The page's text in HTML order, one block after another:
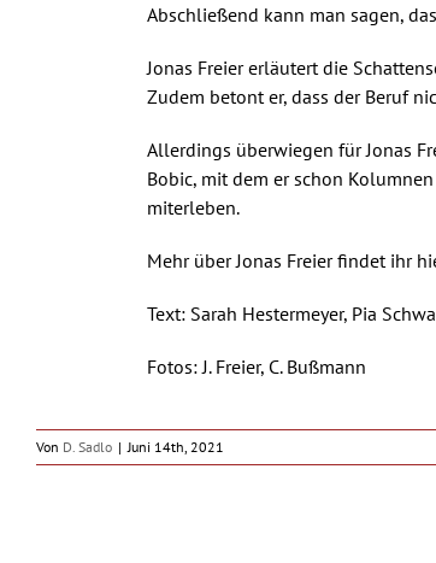
Abschließend kann man sagen,
Jonas Freier erläutert die
Zudem betont er, dass der Beruf
Allerdings überwiegen für Jonas
Bobic, mit dem er schon
miterleben.
Mehr über Jonas Freier findet ihr
Text: Sarah Hestermeyer, Pia
Fotos: J. Freier, C. Bußmann
Von D. Sadlo | Juni 14th, 2021